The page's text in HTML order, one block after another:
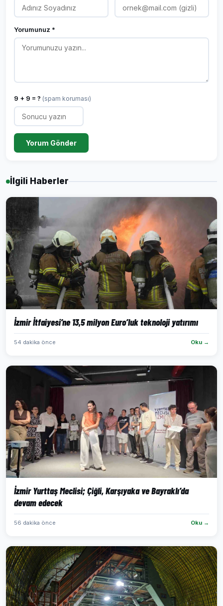
Yorumunuz *
9 + 9 = ? (spam koruması)
Yorum Gönder
İlgili Haberler
İzmir İtfaiyesi’ne 13,5 milyon Euro’luk teknoloji yatırımı
54 dakika önce Oku →
İzmir Yurttaş Meclisi; Çiğli, Karşıyaka ve Bayraklı’da
devam edecek
56 dakika önce Oku →